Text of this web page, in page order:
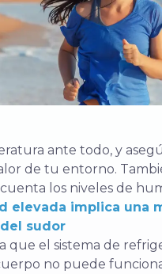
ante todo, y
de tu entorno.
los niveles de
elevada implica una
sudor
que el sistema de
no puede